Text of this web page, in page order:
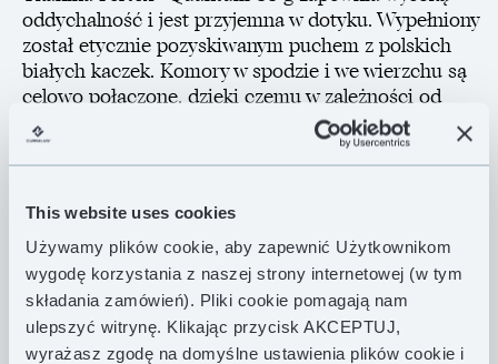
This website uses cookies
Używamy plików cookie, aby zapewnić Użytkownikom
wygodę korzystania z naszej strony internetowej (w tym
składania zamówień). Pliki cookie pomagają nam
ulepszyć witrynę. Klikając przycisk AKCEPTUJ,
wyrażasz zgodę na domyślne ustawienia plików cookie i
oddychalność i jest przyjemna w dotyku. Wypełniony
został etycznie pozyskiwanym puchem z polskich
białych kaczek. Komory w spodzie i we wierzchu są
celowo połączone, dzięki czemu w zależności od
potrzeb można decydować o tym, jak powinien być
rozmieszczony puch. Idealny do wykorzystania
podczas długotrwałego obozowania w jednym
prostokątną kołdrę o wymiarach 200 x 160 cm, pod
którą bez problemu zmieszczą się dwie osoby.
CECHY PRODUKTU